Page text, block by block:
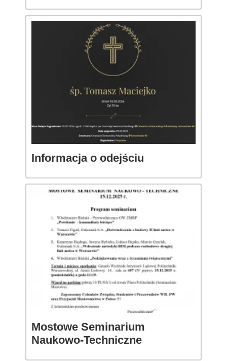
Informacja o odejściu
Mostowe Seminarium
Naukowo-Techniczne